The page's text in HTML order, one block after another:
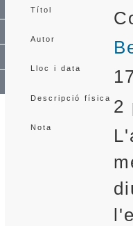
Títol
Autor
Lloc i data
Descripció física 2
Nota